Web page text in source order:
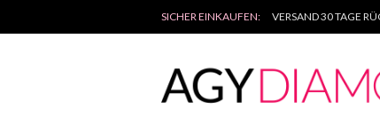
SICHER EINKAUFEN: VERSAND 30 TAGE